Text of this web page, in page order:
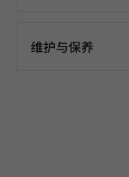
维护与保养